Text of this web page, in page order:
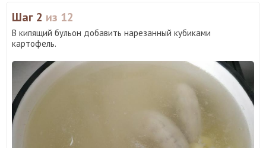
Шаг 2 из 12
В кипящий бульон добавить нарезанный кубиками
картофель.